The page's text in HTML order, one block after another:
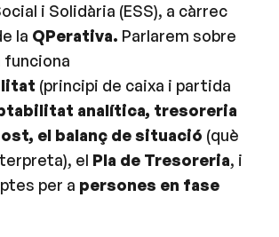
i Solidària (ESS), a càrrec
la QPerativa. Parlarem sobre
funciona
(principi de caixa i partida
analítica, tresoreria
el balanç de situació (què
el Pla de Tresoreria, i
per a persones en fase